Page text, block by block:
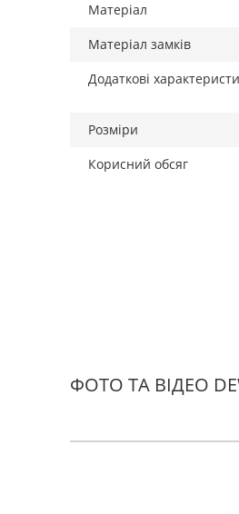
Матеріал
Матеріал замків
Додаткові
Розміри
Корисний обсяг
ФОТО ТА ВІДЕО